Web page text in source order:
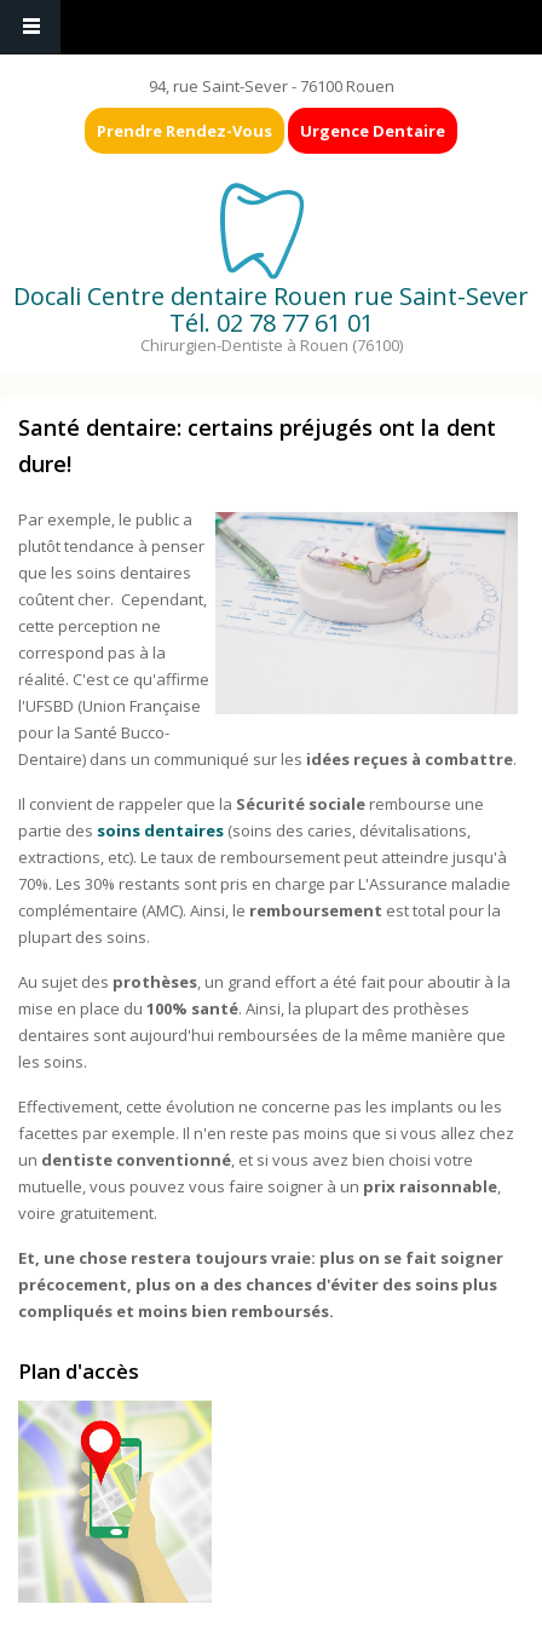
94, rue Saint-Sever - 76100 Rouen
Prendre Rendez-Vous Urgence Dentaire
Docali Centre dentaire Rouen rue Saint-Sever
Tél. 02 78 77 61 01
Chirurgien-Dentiste à Rouen (76100)
Santé dentaire: certains préjugés ont la dent
dure!
Par exemple, le public a
plutôt tendance à penser
que les soins dentaires
coûtent cher. Cependant,
cette perception ne
correspond pas à la
réalité. C'est ce qu'affirme
l'UFSBD (Union Française
pour la Santé Bucco-
Dentaire) dans un communiqué sur les idées reçues à combattre.
Il convient de rappeler que la Sécurité sociale rembourse une
partie des soins dentaires (soins des caries, dévitalisations,
extractions, etc). Le taux de remboursement peut atteindre jusqu'à
70%. Les 30% restants sont pris en charge par L'Assurance maladie
complémentaire (AMC). Ainsi, le remboursement est total pour la
plupart des soins.
Au sujet des prothèses, un grand effort a été fait pour aboutir à la
mise en place du 100% santé. Ainsi, la plupart des prothèses
dentaires sont aujourd'hui remboursées de la même manière que
les soins.
Effectivement, cette évolution ne concerne pas les implants ou les
facettes par exemple. Il n'en reste pas moins que si vous allez chez
un dentiste conventionné, et si vous avez bien choisi votre
mutuelle, vous pouvez vous faire soigner à un prix raisonnable,
voire gratuitement.
Et, une chose restera toujours vraie: plus on se fait soigner
précocement, plus on a des chances d'éviter des soins plus
compliqués et moins bien remboursés.
Plan d'accès